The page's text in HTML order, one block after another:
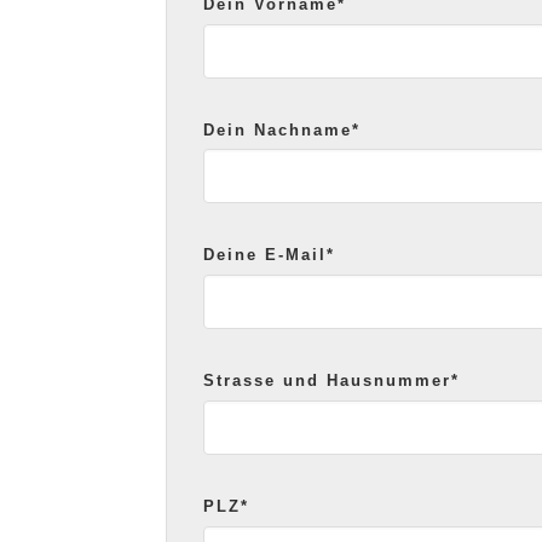
Dein Vorname*
Dein Nachname*
Deine E-Mail*
Strasse und Hausnummer*
PLZ*